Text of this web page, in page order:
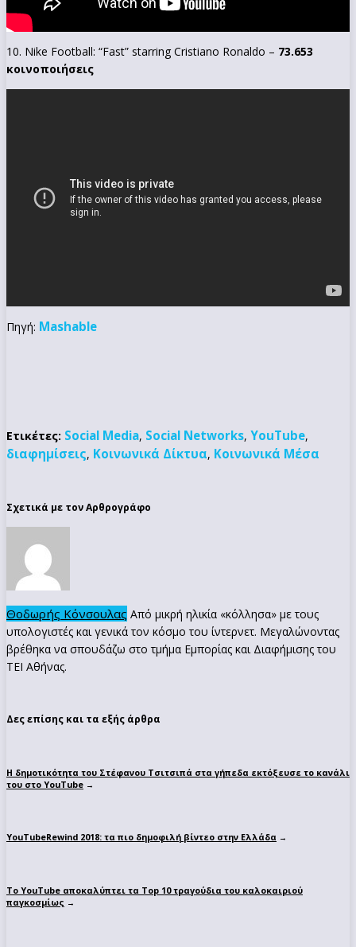
10. Nike Football: “Fast” starring Cristiano Ronaldo – 73.653
κοινοποιήσεις
Πηγή: Mashable
Ετικέτες: Social Media, Social Networks, YouTube,
διαφημίσεις, Κοινωνικά Δίκτυα, Κοινωνικά Μέσα
Σχετικά με τον Αρθρογράφο
Θοδωρής Κόνσουλας Από μικρή ηλικία «κόλλησα» με τους
υπολογιστές και γενικά τον κόσμο του ίντερνετ. Μεγαλώνοντας
βρέθηκα να σπουδάζω στο τμήμα Εμπορίας και Διαφήμισης του
ΤΕΙ Αθήνας.
Δες επίσης και τα εξής άρθρα
Η δημοτικότητα του Στέφανου Τσιτσιπά στα γήπεδα εκτόξευσε το κανάλι
του στο YouTube →
YouTubeRewind 2018: τα πιο δημοφιλή βίντεο στην Ελλάδα →
To YouTube αποκαλύπτει τα Top 10 τραγούδια του καλοκαιριού
παγκοσμίως →